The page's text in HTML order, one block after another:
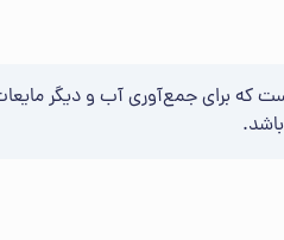
کارآمد و موثر است که برای